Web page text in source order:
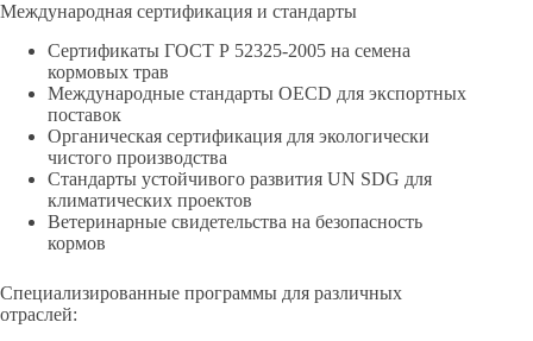
Международная сертификация и стандарты
Сертификаты ГОСТ Р 52325-2005 на семена
кормовых трав
Международные стандарты OECD для экспортных
поставок
Органическая сертификация для экологически
чистого производства
Стандарты устойчивого развития UN SDG для
климатических проектов
Ветеринарные свидетельства на безопасность
кормов
Специализированные программы для различных
отраслей: